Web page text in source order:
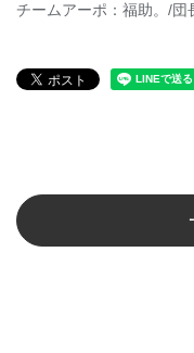
チームアーポ：福助。/団